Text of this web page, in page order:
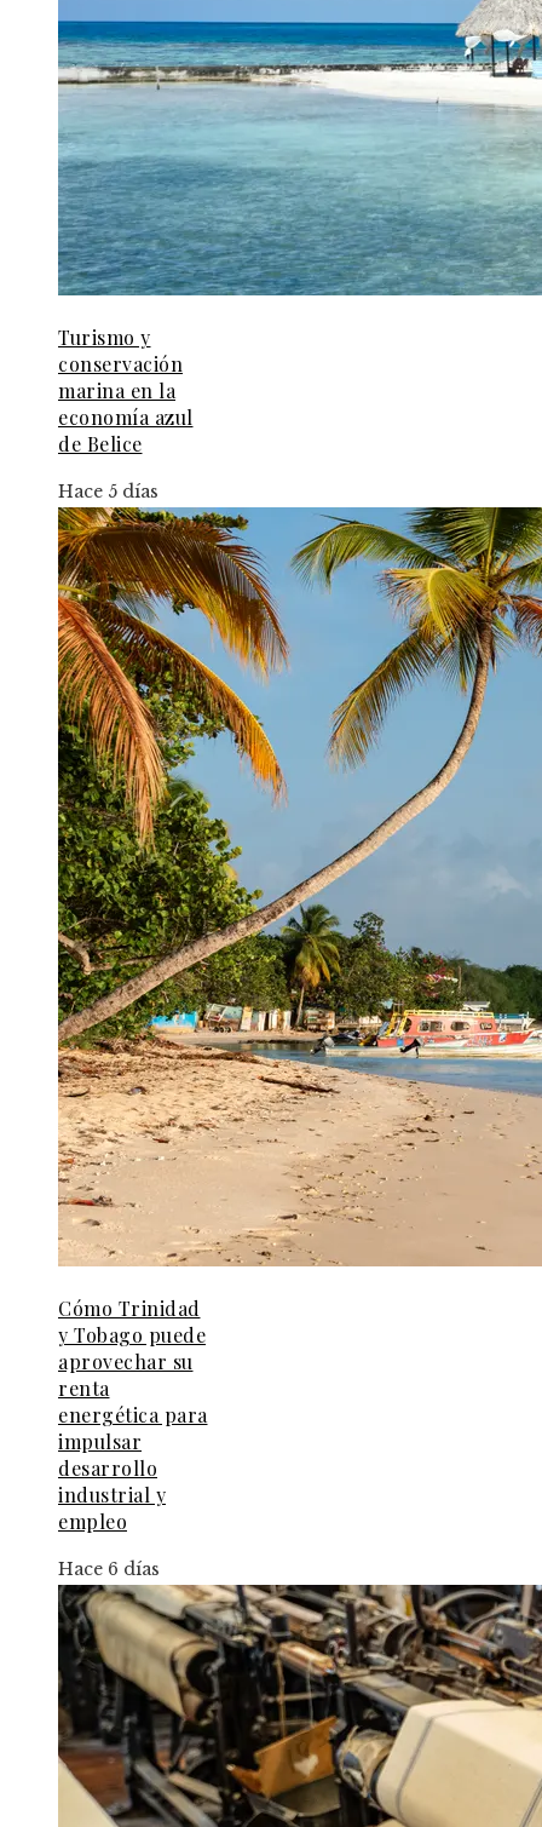
Turismo y
conservación
marina en la
economía azul
de Belice
Hace 5 días
Cómo Trinidad
y Tobago puede
aprovechar su
renta
energética para
impulsar
desarrollo
industrial y
empleo
Hace 6 días